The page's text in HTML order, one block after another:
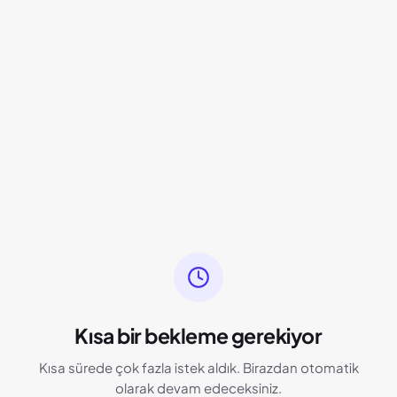
Kısa bir bekleme gerekiyor
Kısa sürede çok fazla istek aldık. Birazdan otomatik
olarak devam edeceksiniz.